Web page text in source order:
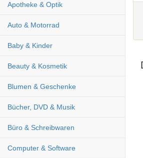
Apotheke & Optik
Auto & Motorrad
Baby & Kinder
Beauty & Kosmetik
Blumen & Geschenke
Bücher, DVD & Musik
Büro & Schreibwaren
Computer & Software